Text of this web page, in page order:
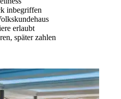
inbegriffen
erlaubt
später zahlen